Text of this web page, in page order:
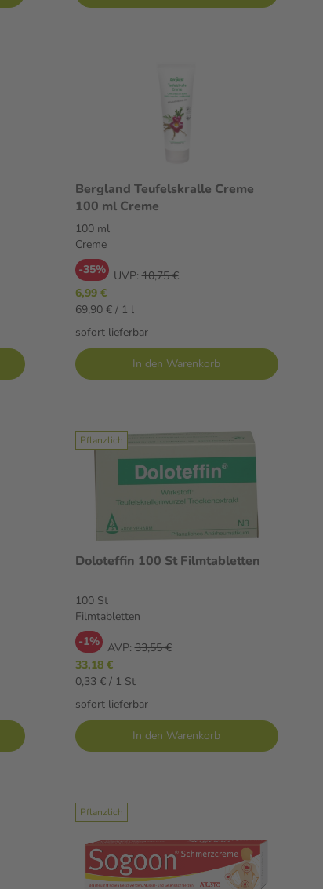
Bergland Teufelskralle Creme
100 ml Creme
100 ml
Creme
-35%
UVP: 10,75 €
6,99 €
69,90 € / 1 l
sofort lieferbar
In den Warenkorb
Pflanzlich
Doloteffin 100 St Filmtabletten
100 St
Filmtabletten
-1% AVP: 33,55 €
33,18 €
0,33 € / 1 St
sofort lieferbar
In den Warenkorb
Pflanzlich